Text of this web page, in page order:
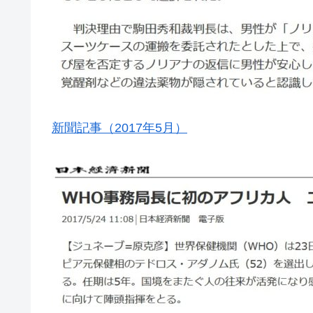
新聞記事（2017年5月）